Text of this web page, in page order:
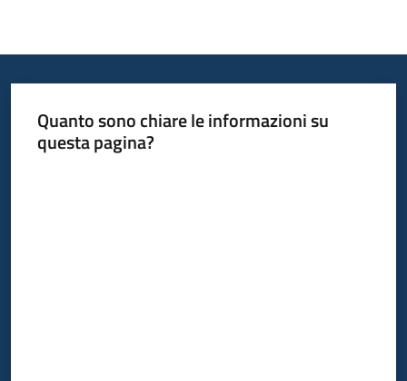
Quanto sono chiare le informazioni su
questa pagina?